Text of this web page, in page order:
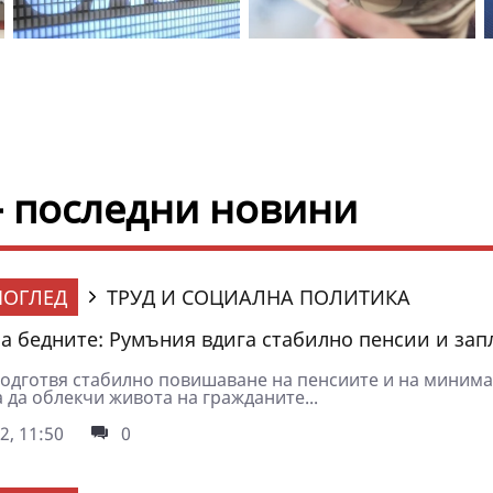
новини
ТРУД И СОЦИАЛНА ПОЛИТИКА
бедните: Румъния вдига стабилно пенсии и
стабилно повишаване на пенсиите и на
да облекчи живота на гражданите...
11:50
0